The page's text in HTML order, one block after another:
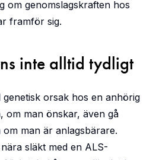
om genomslagskraften hos
framför sig.
inte alltid tydligt
orsak hos en anhörig
om man önskar, även gå
man är anlagsbärare.
släkt med en ALS-